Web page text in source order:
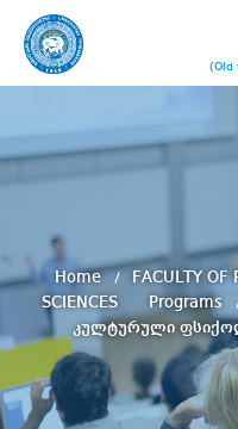
(Old
Home
FACULTY OF
SCIENCES
Programs
კულტურული